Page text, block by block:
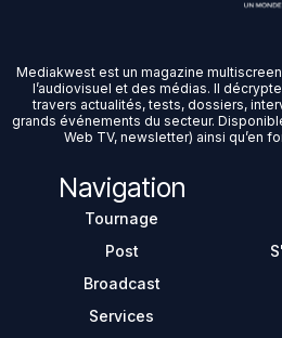
Mediakwest est un magazine
l’audiovisuel et des médias. Il
travers actualités, tests, dossiers,
grands événements du secteur.
Web TV, newsletter) ainsi qu’en
Navigation
Tournage
Post
Broadcast
Services